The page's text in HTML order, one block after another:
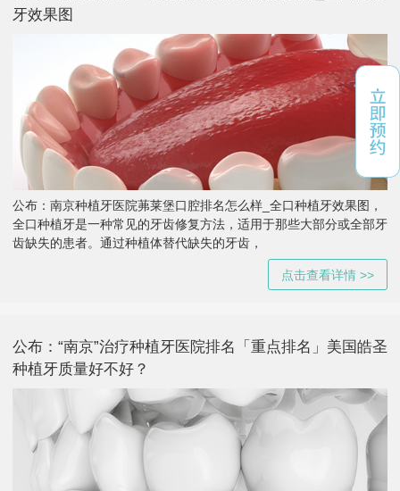
牙效果图
公布：南京种植牙医院茀莱堡口腔排名怎么样_全口种植牙效果图，
全口种植牙是一种常见的牙齿修复方法，适用于那些大部分或全部牙
齿缺失的患者。通过种植体替代缺失的牙齿，
点击查看详情 >>
公布：“南京”治疗种植牙医院排名「重点排名」美国皓圣
种植牙质量好不好？